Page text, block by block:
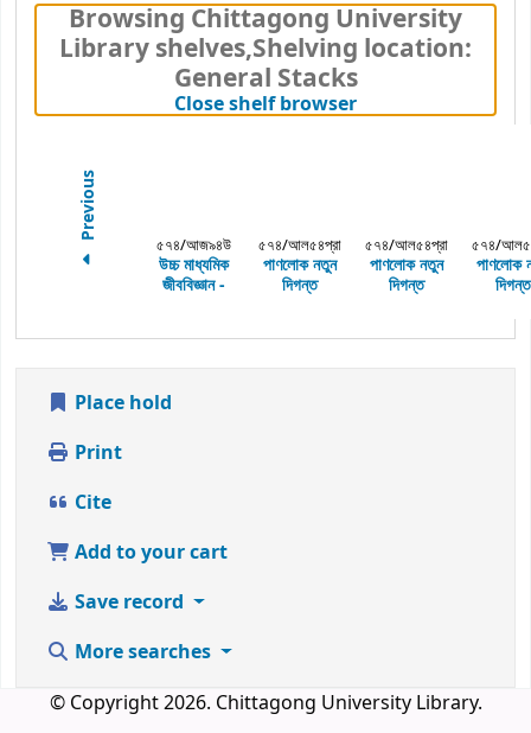
Browsing Chittagong University
Library shelves,Shelving location:
General Stacks
Close shelf browser(Hides shelf
Previous ৫৭৪/আজ৯৪উ
উচ্চ মাধ্যমিক
জীববিজ্ঞান -
৫৭৪/আল৫৪প্রা
পাণলোকনতুন
দিগন্ত
৫৭৪/আল৫৪প্রা
পাণলোকনতুন
দিগন্ত
৫৭৪/
পাণলোক
দিগন্ত
Place hold
Print
Cite
Add to your cart
Save record
More searches
© Copyright 2026. Chittagong University Library.